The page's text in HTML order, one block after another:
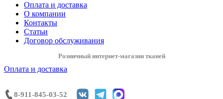
Оплата и доставка
О компании
Контакты
Статьи
Договор обслуживания
Розничный интернет-магазин тканей
Оплата и доставка
8-911-845-03-52